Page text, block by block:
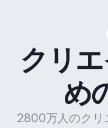
クリ
め
2800万人のクリ